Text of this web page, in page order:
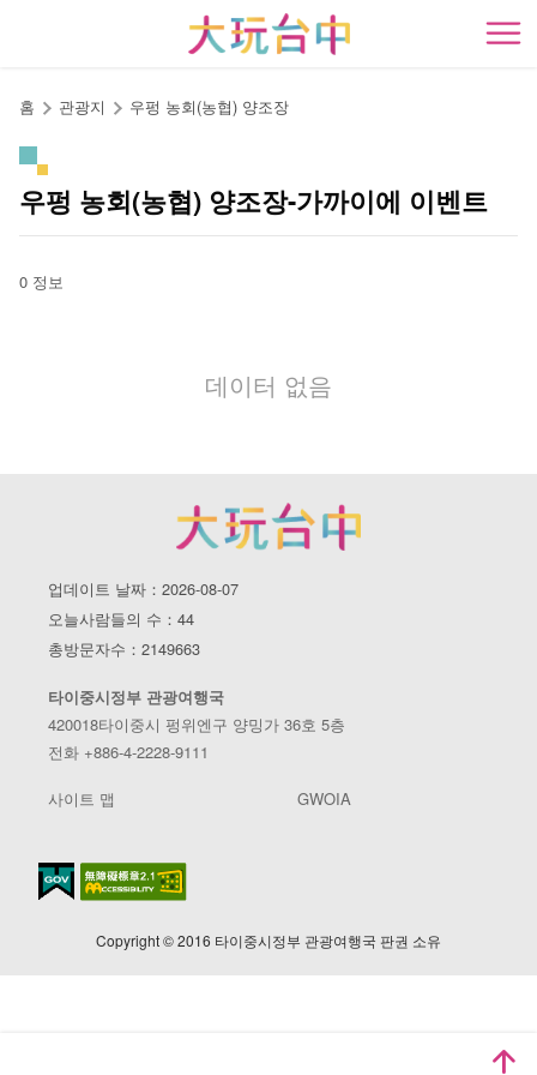
開
홈 관광지 우펑 농회(농협) 양조장
우펑 농회(농협) 양조장-가까이에 이벤트
0 정보
데이터 없음
업데이트 날짜：2026-08-07
오늘사람들의 수：44
총방문자수：2149663
타이중시정부 관광여행국
420018타이중시 펑위엔구 양밍가 36호 5층
전화 +886-4-2228-9111
사이트 맵 GWOIA
Copyright © 2016 타이중시정부 관광여행국 판권 소유